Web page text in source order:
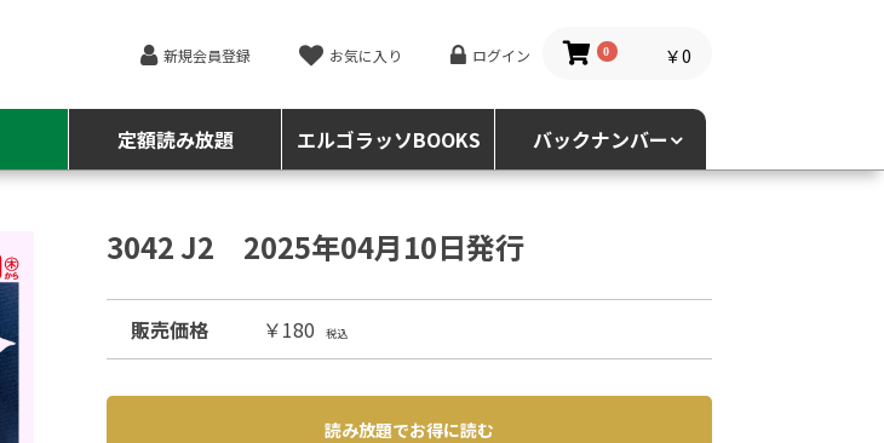
新規会員登録 お気に入り ログイン 0 ￥0
定額読み放題 エルゴラッソBOOKS バックナンバー
3042 J2 2025年04月10日発行
販売価格 ￥180 税込
読み放題でお得に読む